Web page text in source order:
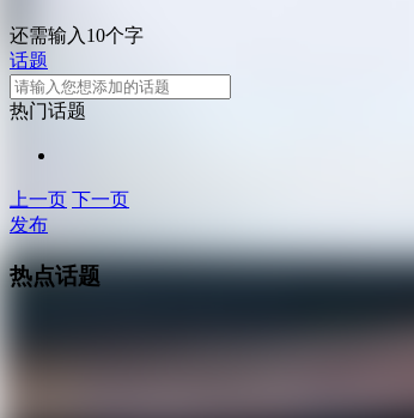
还需输入10个字
话题
热门话题
上一页 下一页
发布
热点话题